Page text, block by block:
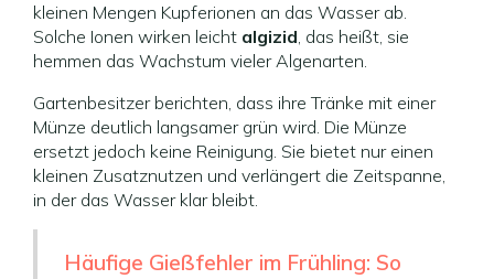
kleinen Mengen Kupferionen an das Wasser ab.
Solche Ionen wirken leicht algizid, das heißt, sie
hemmen das Wachstum vieler Algenarten.
Gartenbesitzer berichten, dass ihre Tränke mit einer
Münze deutlich langsamer grün wird. Die Münze
ersetzt jedoch keine Reinigung. Sie bietet nur einen
kleinen Zusatznutzen und verlängert die Zeitspanne,
in der das Wasser klar bleibt.
Häufige Gießfehler im Frühling: So